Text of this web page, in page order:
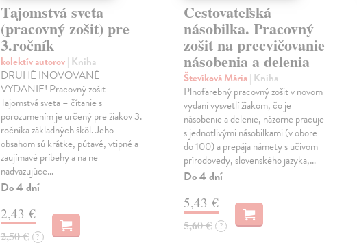
Tajomstvá sveta
(pracovný zošit) pre
3.ročník
kolektív autorov| Kniha
DRUHÉ INOVOVANÉ
VYDANIE! Pracovný zošit
Tajomstvá sveta – čítanie s
porozumením je určený pre žiakov 3.
ročníka základných škôl. Jeho
obsahom sú krátke, pútavé, vtipné a
zaujímavé príbehy a na ne
nadväzujúce…
Do 4 dní
2,43 €
2,50 € ?
Cestovateľská
násobilka. Pracovný
zošit na precvičovanie
násobenia a delenia
Števíková Mária| Kniha
Plnofarebný pracovný zošit v novom
vydaní vysvetlí žiakom, čo je
násobenie a delenie, názorne pracuje
s jednotlivými násobilkami (v obore
do 100) a prepája námety s učivom
prírodovedy, slovenského jazyka,…
Do 4 dní
5,43 €
5,60 € ?